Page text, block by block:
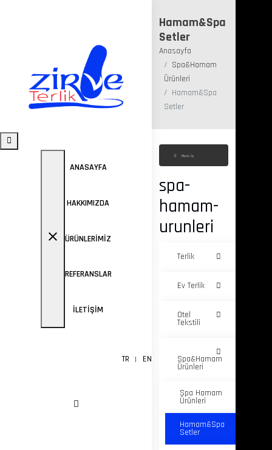
close
ANASAYFA
HAKKIMIZDA
ÜRÜNLERIMIZ
REFERANSLAR
İLETIŞIM
TR EN
Hamam&Spa
Setler
Anasayfa
Spa&Hamam
Ürünleri
Hamam&Spa
Setler
Menü Aç
spa-
hamam-
urunleri
Terlik
Ev Terlik
Otel
Tekstili
Spa&Hamam
Ürünleri
Spa Hamam
Ürünleri
Hamam&Spa
Setler